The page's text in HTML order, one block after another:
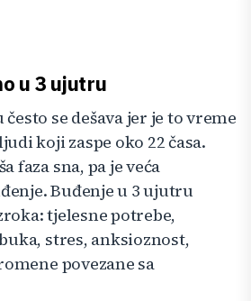
u 3 ujutru
se dešava jer je to vreme
koji zaspe oko 22 časa.
faza sna, pa je veća
Buđenje u 3 ujutru
tjelesne potrebe,
stres, anksioznost,
povezane sa